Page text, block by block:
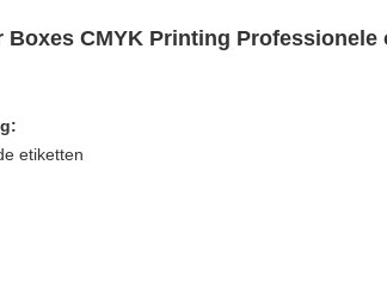
CMYK Printing Professionele
etiketten